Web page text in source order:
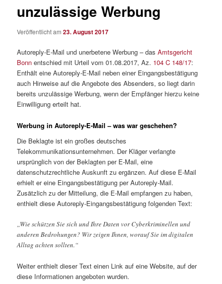
unzulässige Werbung
Veröffentlicht am23. August 2017
Autoreply-E-Mail und unerbetene Werbung – dasAmtsgericht
Bonn entschied mit Urteil vom 01.08.2017, Az. 104 C 148/17:
Enthält eine Autoreply-E-Mail neben einer Eingangsbestätigung
auch Hinweise auf die Angebote des Absenders, so liegt darin
bereits unzulässige Werbung, wenn der Empfänger hierzu keine
Einwilligung erteilt hat.
Werbung in Autoreply-E-Mail – was war geschehen?
Die Beklagte ist ein großes deutsches
Telekommunikationsunternehmen. Der Kläger verlangte
ursprünglich von der Beklagten per E-Mail, eine
datenschutzrechtliche Auskunft zu ergänzen. Auf diese E-Mail
erhielt er eine Eingangsbestätigung per Autoreply-Mail.
Zusätzlich zu der Mitteilung, die E-Mail empfangen zu haben,
enthielt diese Autoreply-Eingangsbestätigung folgenden Text:
„Wie schützen Sie sich und Ihre Daten vor Cyberkriminellen und
anderen Bedrohungen? Wir zeigen Ihnen, worauf Sie im digitalen
Alltag achten sollten.“
Weiter enthielt dieser Text einen Link auf eine Website, auf der
diese Informationen angeboten wurden.